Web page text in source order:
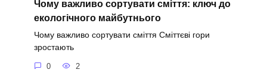
Чому важливо сортувати сміття: ключ до
екологічного майбутнього
Чому важливо сортувати сміття Сміттєві гори
зростають
0 2